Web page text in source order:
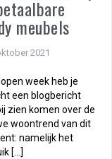
meubels
2021
week heb je
een blogbericht
zien komen over de
woontrend van dit
namelijk het
[…]